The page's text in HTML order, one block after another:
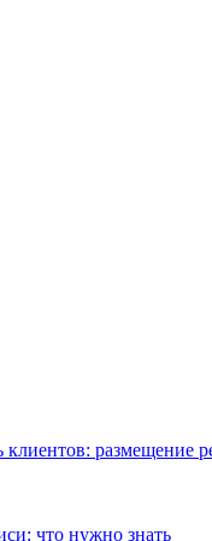
размещение
что нужно знать